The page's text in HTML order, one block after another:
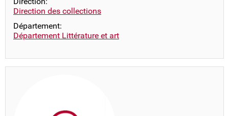
Direction des collections
Département:
Département Littérature et art